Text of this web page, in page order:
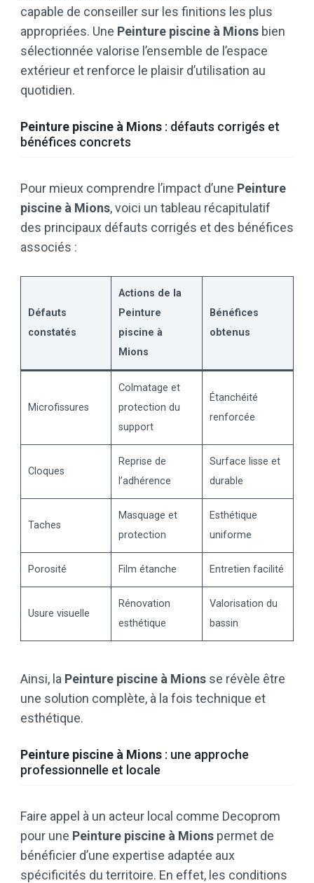
capable de conseiller sur les finitions les plus
appropriées. Une Peinture piscine à Mions bien
sélectionnée valorise l’ensemble de l’espace
extérieur et renforce le plaisir d’utilisation au
quotidien.
Peinture piscine à Mions : défauts corrigés et
bénéfices concrets
Pour mieux comprendre l’impact d’une Peinture
piscine à Mions, voici un tableau récapitulatif
des principaux défauts corrigés et des bénéfices
associés :
Défauts
constatés
Actions de la
Peinture
piscine à
Mions
Bénéfices
obtenus
Microfissures
Colmatage et
protection du
support
Étanchéité
renforcée
Cloques
Reprise de
l’adhérence
Surface lisse et
durable
Taches
Masquage et
protection
Esthétique
uniforme
Porosité Film étanche Entretien facilité
Usure visuelle
Rénovation
esthétique
Valorisation du
bassin
Ainsi, la Peinture piscine à Mions se révèle être
une solution complète, à la fois technique et
esthétique.
Peinture piscine à Mions : une approche
professionnelle et locale
Faire appel à un acteur local comme Decoprom
pour une Peinture piscine à Mions permet de
bénéficier d’une expertise adaptée aux
spécificités du territoire. En effet, les conditions